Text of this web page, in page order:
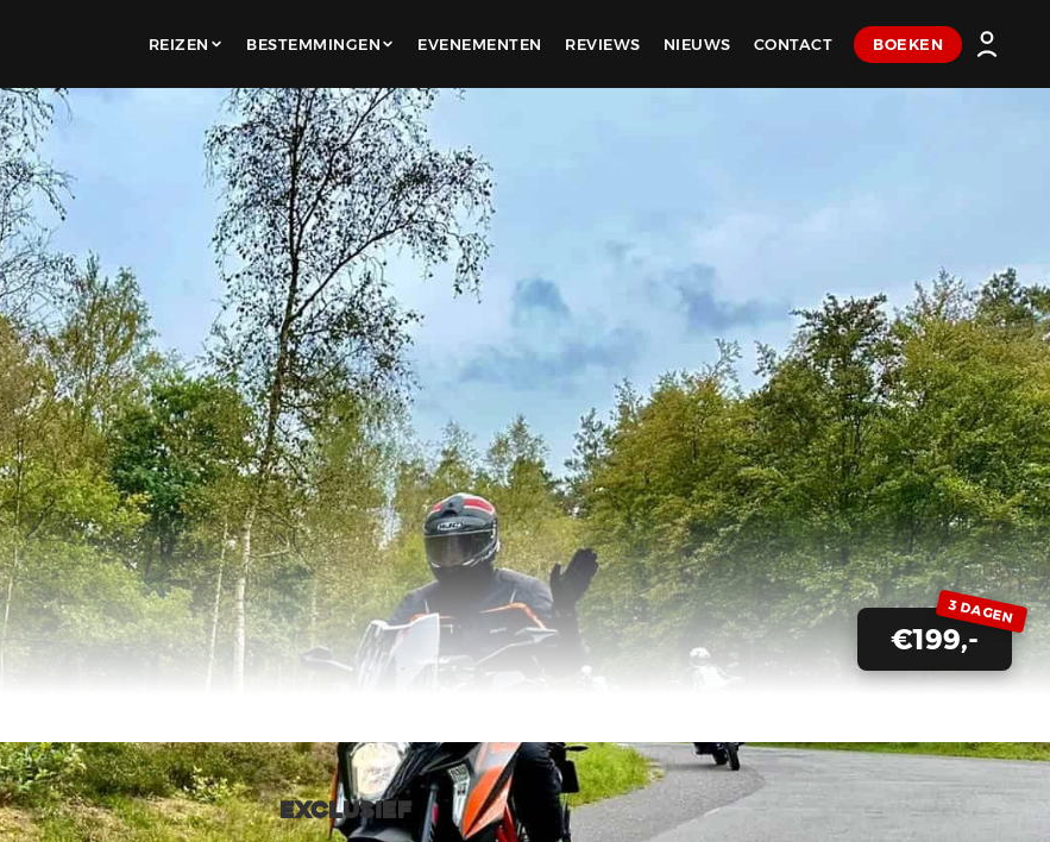
REIZEN BESTEMMINGEN EVENEMENTEN REVIEWS NIEUWS CONTACT BOEKEN
€199,-
3 DAGEN
Exclusief